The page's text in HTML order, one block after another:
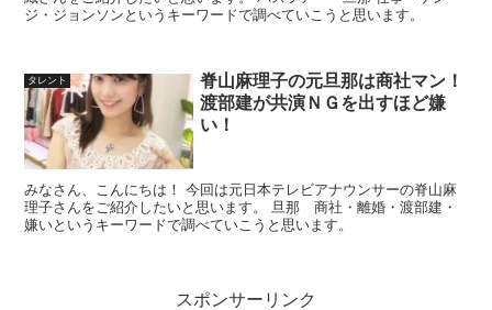
ジ・ジョンソンというキーワードで調べていこうと思います。
タレント
脊山麻理子の元旦那は商社マン！
渡部建が共演ＮＧを出すほど嫌
い！
みなさん、こんにちは！ 今回は元日本テレビアナウンサーの脊山麻
理子さんをご紹介したいと思います。 旦那 商社・離婚・渡部建・
嫌いというキーワードで調べていこうと思います。
スポンサーリンク